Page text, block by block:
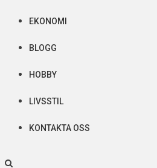
EKONOMI
BLOGG
HOBBY
LIVSSTIL
KONTAKTA OSS